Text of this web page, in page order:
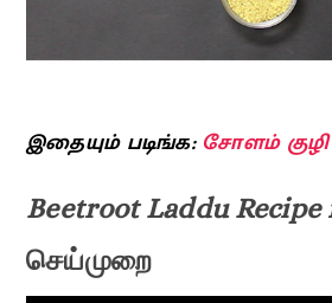
இதையும் படிங்க: சோளம்
Beetroot Laddu Recipe
செய்முறை